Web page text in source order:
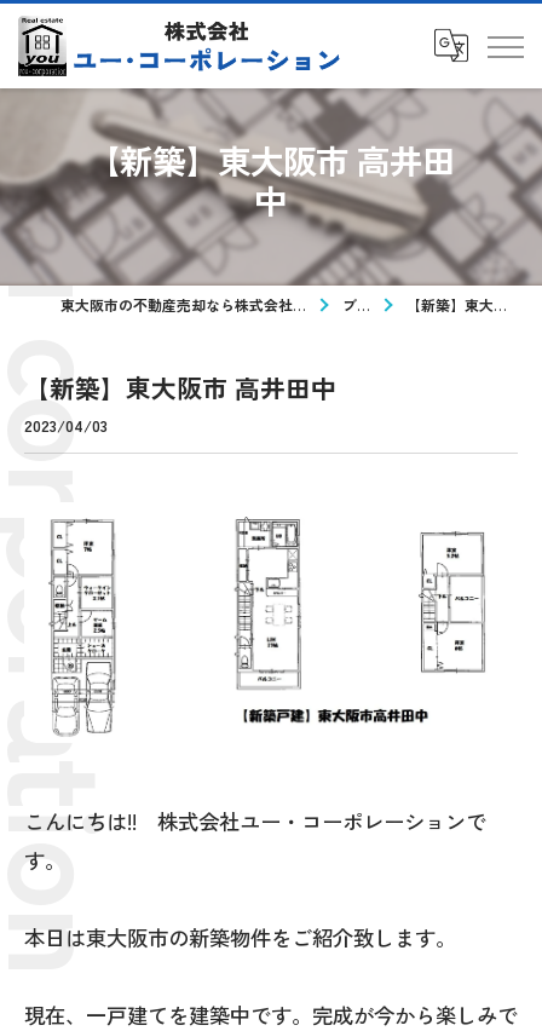
【新築】東大阪市 高井田
中
東大阪市の不動産売却なら株式会社ユー・コーポレーション ブログ 【新築】東大阪市 高井田中
【新築】東大阪市 高井田中
2023/04/03
こんにちは!! 株式会社ユー・コーポレーションで
す。
本日は東大阪市の新築物件をご紹介致します。
現在、一戸建てを建築中です。完成が今から楽しみで